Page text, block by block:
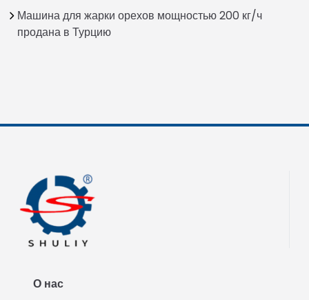
Машина для жарки орехов мощностью 200 кг/ч
продана в Турцию
О нас